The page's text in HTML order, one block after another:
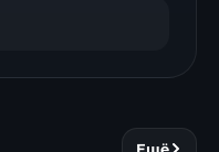
Ещё